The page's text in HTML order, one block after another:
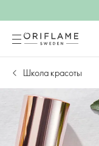
Школа красоты